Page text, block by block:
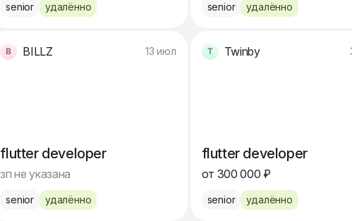
senior удалённо senior удалённо
BILLZ 13 июл
flutter developer
зп не указана
senior удалённо
Twinby
flutter developer
от 300 000 ₽
senior удалённо